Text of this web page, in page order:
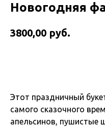
Новогодняя
3800,00 руб.
Этот праздничный
самого сказочного
апельсинов, пушистые